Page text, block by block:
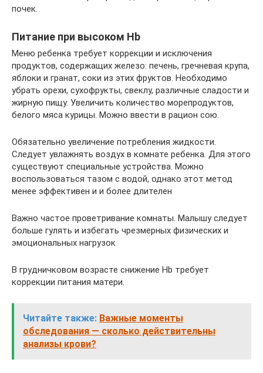
почек.
Питание при высоком Hb
Меню ребенка требует коррекции и исключения
продуктов, содержащих железо: печень, гречневая крупа,
яблоки и гранат, соки из этих фруктов. Необходимо
убрать орехи, сухофрукты, свеклу, различные сладости и
жирную пищу. Увеличить количество морепродуктов,
белого мяса курицы. Можно ввести в рацион сою.
Обязательно увеличение потребления жидкости.
Следует увлажнять воздух в комнате ребенка. Для этого
существуют специальные устройства. Можно
воспользоваться тазом с водой, однако этот метод
менее эффективен и и более длителен
Важно частое проветривание комнаты. Малышу следует
больше гулять и избегать чрезмерных физических и
эмоциональных нагрузок
В грудничковом возрасте снижение Hb требует
коррекции питания матери.
Читайте также: Важные моменты
обследования — сколько действительны
анализы крови?